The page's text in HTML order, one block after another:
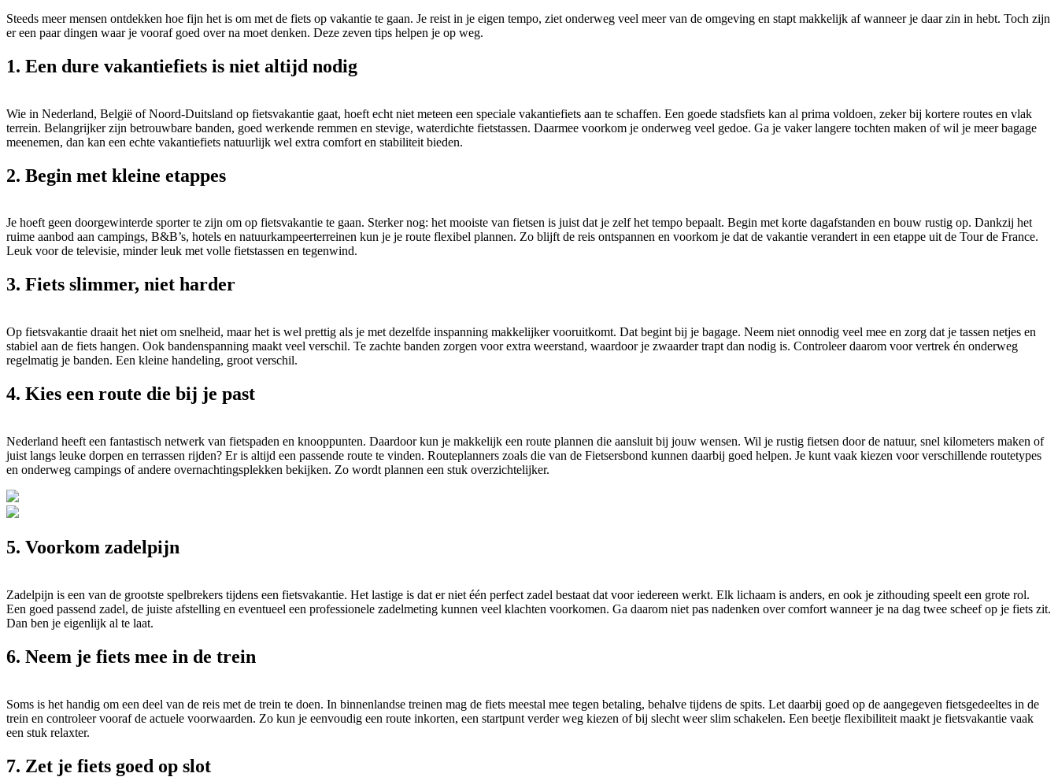
Steeds meer mensen ontdekken hoe fijn het is om met de fiets op vakantie te gaan. Je reist in je eigen tempo, ziet onderweg veel meer van de omgeving en stapt makkelijk af wanneer je daar zin in hebt. Toch zijn
er een paar dingen waar je vooraf goed over na moet denken. Deze zeven tips helpen je op weg.
1. Een dure vakantiefiets is niet altijd nodig
Wie in Nederland, België of Noord-Duitsland op fietsvakantie gaat, hoeft echt niet meteen een speciale vakantiefiets aan te schaffen. Een goede stadsfiets kan al prima voldoen, zeker bij kortere routes en vlak
terrein. Belangrijker zijn betrouwbare banden, goed werkende remmen en stevige, waterdichte fietstassen. Daarmee voorkom je onderweg veel gedoe. Ga je vaker langere tochten maken of wil je meer bagage
meenemen, dan kan een echte vakantiefiets natuurlijk wel extra comfort en stabiliteit bieden.
2. Begin met kleine etappes
Je hoeft geen doorgewinterde sporter te zijn om op fietsvakantie te gaan. Sterker nog: het mooiste van fietsen is juist dat je zelf het tempo bepaalt. Begin met korte dagafstanden en bouw rustig op. Dankzij het
ruime aanbod aan campings, B&B’s, hotels en natuurkampeerterreinen kun je je route flexibel plannen. Zo blijft de reis ontspannen en voorkom je dat de vakantie verandert in een etappe uit de Tour de France.
Leuk voor de televisie, minder leuk met volle fietstassen en tegenwind.
3. Fiets slimmer, niet harder
Op fietsvakantie draait het niet om snelheid, maar het is wel prettig als je met dezelfde inspanning makkelijker vooruitkomt. Dat begint bij je bagage. Neem niet onnodig veel mee en zorg dat je tassen netjes en
stabiel aan de fiets hangen. Ook bandenspanning maakt veel verschil. Te zachte banden zorgen voor extra weerstand, waardoor je zwaarder trapt dan nodig is. Controleer daarom voor vertrek én onderweg
regelmatig je banden. Een kleine handeling, groot verschil.
4. Kies een route die bij je past
Nederland heeft een fantastisch netwerk van fietspaden en knooppunten. Daardoor kun je makkelijk een route plannen die aansluit bij jouw wensen. Wil je rustig fietsen door de natuur, snel kilometers maken of
juist langs leuke dorpen en terrassen rijden? Er is altijd een passende route te vinden. Routeplanners zoals die van de Fietsersbond kunnen daarbij goed helpen. Je kunt vaak kiezen voor verschillende routetypes
en onderweg campings of andere overnachtingsplekken bekijken. Zo wordt plannen een stuk overzichtelijker.
5. Voorkom zadelpijn
Zadelpijn is een van de grootste spelbrekers tijdens een fietsvakantie. Het lastige is dat er niet één perfect zadel bestaat dat voor iedereen werkt. Elk lichaam is anders, en ook je zithouding speelt een grote rol.
Een goed passend zadel, de juiste afstelling en eventueel een professionele zadelmeting kunnen veel klachten voorkomen. Ga daarom niet pas nadenken over comfort wanneer je na dag twee scheef op je fiets zit.
Dan ben je eigenlijk al te laat.
6. Neem je fiets mee in de trein
Soms is het handig om een deel van de reis met de trein te doen. In binnenlandse treinen mag de fiets meestal mee tegen betaling, behalve tijdens de spits. Let daarbij goed op de aangegeven fietsgedeeltes in de
trein en controleer vooraf de actuele voorwaarden. Zo kun je eenvoudig een route inkorten, een startpunt verder weg kiezen of bij slecht weer slim schakelen. Een beetje flexibiliteit maakt je fietsvakantie vaak
een stuk relaxter.
7. Zet je fiets goed op slot